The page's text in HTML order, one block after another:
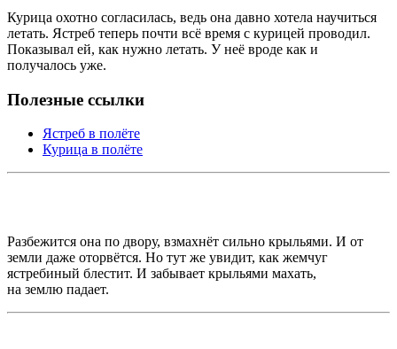
Курица охотно согласилась, ведь она давно хотела научиться
летать. Ястреб теперь почти всё время с курицей проводил.
Показывал ей, как нужно летать. У неё вроде как и
получалось уже.
Полезные ссылки
Ястреб в полёте
Курица в полёте
Разбежится она по двору, взмахнёт сильно крыльями. И от
земли даже оторвётся. Но тут же увидит, как жемчуг
ястребиный блестит. И забывает крыльями махать,
на землю падает.